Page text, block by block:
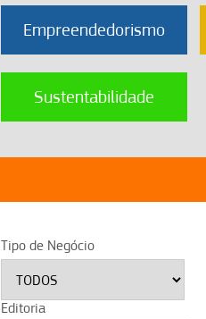
Empreendedorismo
Sustentabilidade
Tipo de Negócio
Editoria